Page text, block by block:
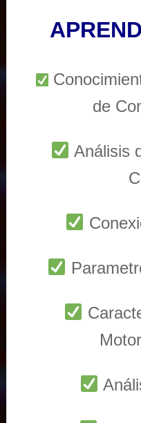
de
Análisis